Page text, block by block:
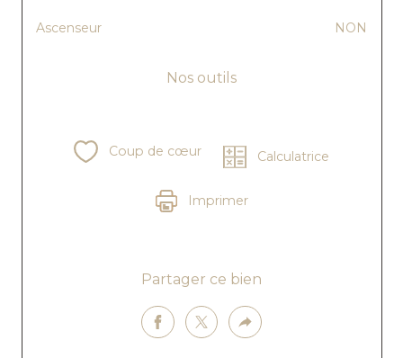
Ascenseur NON
Nos outils
Coup de cœur Calculatrice
Imprimer
Partager ce bien